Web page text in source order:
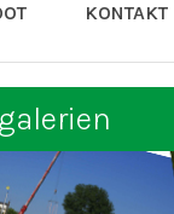
KONTAKT